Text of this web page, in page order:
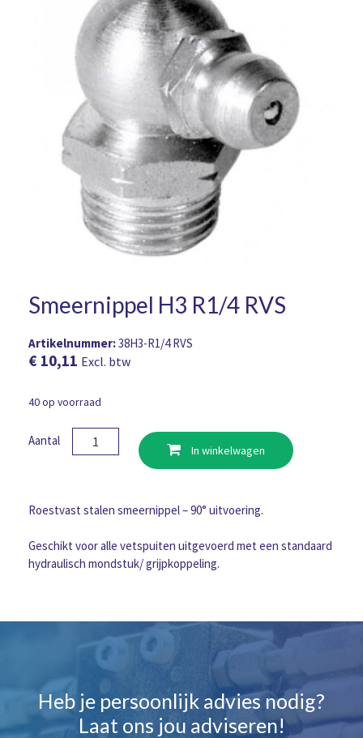
Smeernippel H3 R1/4 RVS
Artikelnummer:38H3-R1/4 RVS
€ 10,11 Excl. btw
40 op voorraad
Aantal
Smeernippel
H3
aantal
In winkelwagen
Roestvast stalen smeernippel – 90° uitvoering.
Geschikt voor alle vetspuiten uitgevoerd met een standaard
hydraulisch mondstuk/ grijpkoppeling.
Heb je persoonlijk advies nodig?
Laat ons jou adviseren!